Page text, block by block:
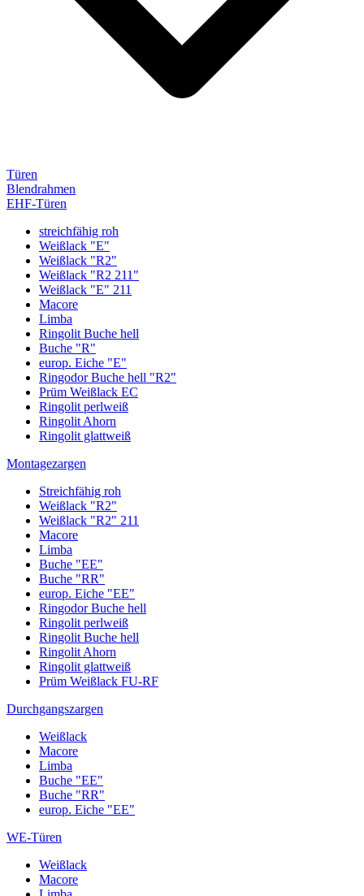
Türen
Blendrahmen
EHF-Türen
streichfähig roh
Weißlack "E"
Weißlack "R2"
Weißlack "R2 211"
Weißlack "E" 211
Macore
Limba
Ringolit Buche hell
Buche "R"
europ. Eiche "E"
Ringodor Buche hell "R2"
Prüm Weißlack EC
Ringolit perlweiß
Ringolit Ahorn
Ringolit glattweiß
Montagezargen
Streichfähig roh
Weißlack "R2"
Weißlack "R2" 211
Macore
Limba
Buche "EE"
Buche "RR"
europ. Eiche "EE"
Ringodor Buche hell
Ringolit perlweiß
Ringolit Buche hell
Ringolit Ahorn
Ringolit glattweiß
Prüm Weißlack FU-RF
Durchgangszargen
Weißlack
Macore
Limba
Buche "EE"
Buche "RR"
europ. Eiche "EE"
WE-Türen
Weißlack
Macore